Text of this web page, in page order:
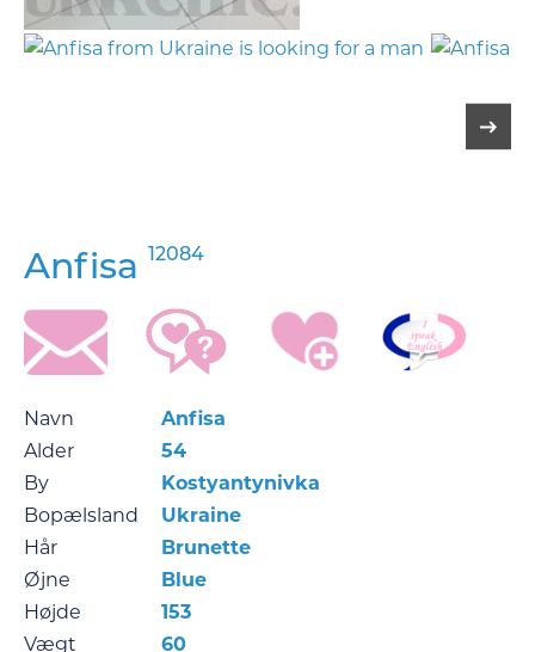
Anfisa 12084
Navn
Anfisa
Alder
54
By
Kostyantynivka
Bopælsland
Ukraine
Hår
Brunette
Øjne
Blue
Højde
153
Vægt
60